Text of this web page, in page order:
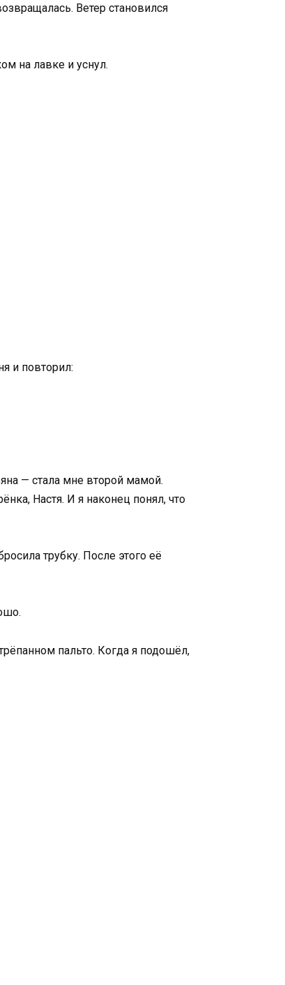
Ветер становился
на лавке и уснул.
и повторил:
— стала мне второй мамой.
Настя. И я наконец понял, что
трубку. После этого её
пальто. Когда я подошёл,